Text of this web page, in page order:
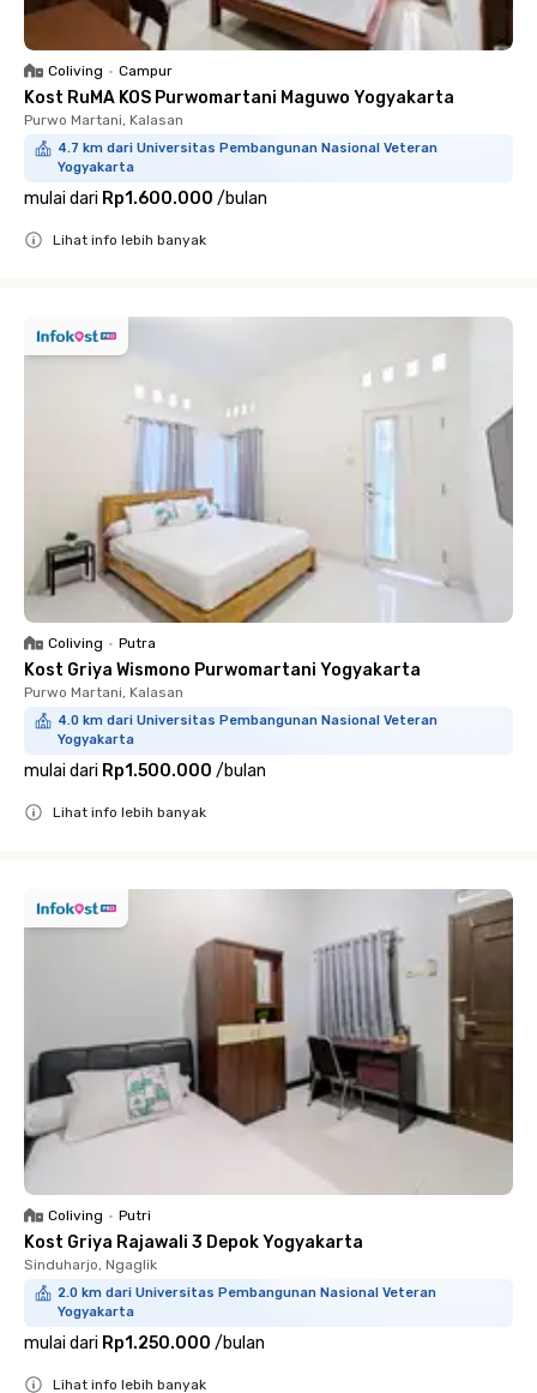
Coliving • Campur
Kost RuMA KOS Purwomartani Maguwo Yogyakarta
Purwo Martani, Kalasan
4.7 km dari Universitas Pembangunan Nasional Veteran
Yogyakarta
mulai dari Rp1.600.000 /bulan
Lihat info lebih banyak
Coliving • Putra
Kost Griya Wismono Purwomartani Yogyakarta
Purwo Martani, Kalasan
4.0 km dari Universitas Pembangunan Nasional Veteran
Yogyakarta
mulai dari Rp1.500.000 /bulan
Lihat info lebih banyak
Coliving • Putri
Kost Griya Rajawali 3 Depok Yogyakarta
Sinduharjo, Ngaglik
2.0 km dari Universitas Pembangunan Nasional Veteran
Yogyakarta
mulai dari Rp1.250.000 /bulan
Lihat info lebih banyak